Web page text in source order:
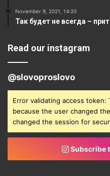
November 9, 2021, 14:20
Так будет не всегда –
Read our instagram
@slovoproslovo
Error validating access token:
because the user changed
changed the session for
Subscribe